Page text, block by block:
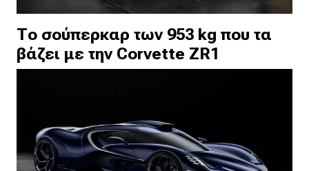
Το σούπερκαρ των 953 kg που τα
βάζει με την Corvette ZR1